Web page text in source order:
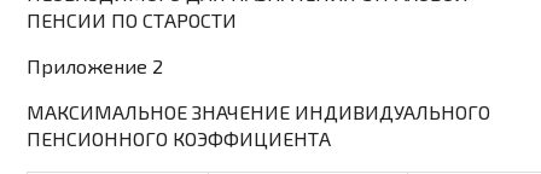
ПЕНСИИ ПО СТАРОСТИ
Приложение 2
МАКСИМАЛЬНОЕ ЗНАЧЕНИЕ ИНДИВИДУАЛЬНОГО
ПЕНСИОННОГО КОЭФФИЦИЕНТА